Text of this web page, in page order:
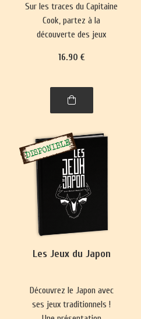
Sur les traces du Capitaine
Cook, partez à la
découverte des jeux
Nouvelle-Zélande,
de Brunei.
16.90 €
Les Jeux du Japon
Découvrez le Japon avec
ses jeux traditionnels !